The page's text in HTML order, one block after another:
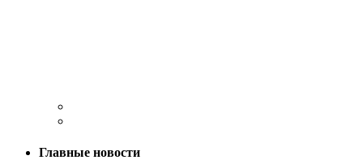
Главные новости